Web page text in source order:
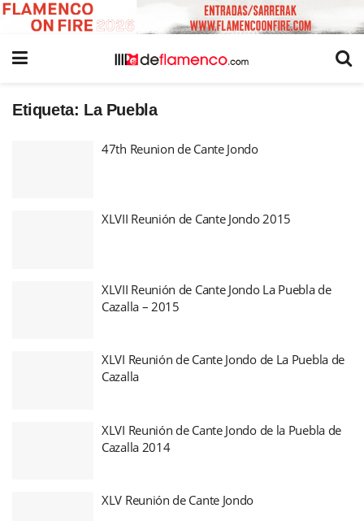
Etiqueta: La Puebla
47th Reunion de Cante Jondo
XLVII Reunión de Cante Jondo 2015
XLVII Reunión de Cante Jondo La Puebla de
Cazalla – 2015
XLVI Reunión de Cante Jondo de La Puebla de
Cazalla
XLVI Reunión de Cante Jondo de la Puebla de
Cazalla 2014
XLV Reunión de Cante Jondo